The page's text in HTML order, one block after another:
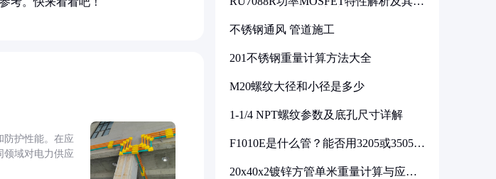
防护性能。在应
领域对电力供应
不锈钢通风 管道施工
201不锈钢重量计算方法大全
M20螺纹大径和小径是多少
1-1/4 NPT螺纹参数及底孔尺寸详解
F1010E是什么管？能否用3205或3505代
20x40x2镀锌方管单米重量计算与应用